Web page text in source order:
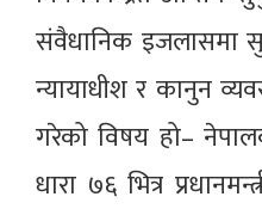
संवैधानिक इजलासमा
न्यायाधीश र कानुन
गरेको विषय हो–
धारा ७६ भित्र